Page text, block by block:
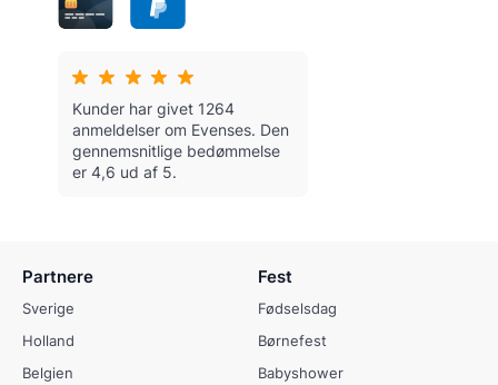
Kunder har givet 1264
anmeldelser om Evenses. Den
gennemsnitlige bedømmelse
er 4,6 ud af 5.
Partnere
Sverige
Holland
Belgien
Fest
Fødselsdag
Børnefest
Babyshower